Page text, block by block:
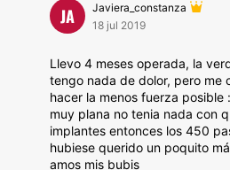
JA
Javiera_constanza
18 jul 2019
Llevo 4 meses operada, la
tengo nada de dolor, pero me
hacer la menos fuerza
muy plana no tenia nada con
implantes entonces los 450
hubiese querido un poquito
amos mis bubis